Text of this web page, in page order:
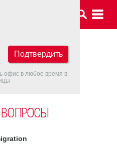
ВОПРОСЫ
Подтвердить
офис в любое время в